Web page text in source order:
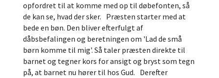
opfordret til at komme med op til døbefonten, så
de kan se, hvad der sker. Præsten starter med at
bede en bøn. Den bliver efterfulgt af
dåbsbefalingen og beretningen om 'Lad de små
børn komme til mig'. Så taler præsten direkte til
barnet og tegner kors for ansigt og bryst som tegn
på, at barnet nu hører til hos Gud. Derefter